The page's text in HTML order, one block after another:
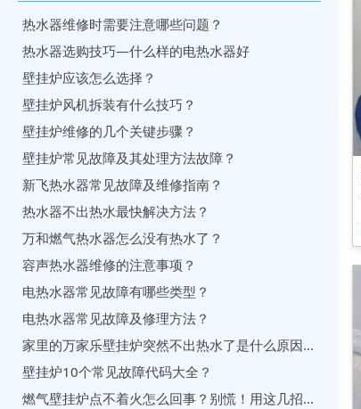
热水器维修时需要注意哪些问题？
热水器选购技巧—什么样的电热水器好
壁挂炉应该怎么选择？
壁挂炉风机拆装有什么技巧？
壁挂炉维修的几个关键步骤？
壁挂炉常见故障及其处理方法故障？
新飞热水器常见故障及维修指南？
热水器不出热水最快解决方法？
万和燃气热水器怎么没有热水了？
容声热水器维修的注意事项？
电热水器常见故障有哪些类型？
电热水器常见故障及修理方法？
家里的万家乐壁挂炉突然不出热水了是什么原因？怎么维修？
壁挂炉10个常见故障代码大全？
燃气壁挂炉点不着火怎么回事？别慌！用这几招比请师傅还管用